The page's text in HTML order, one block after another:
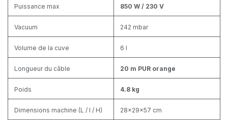
Puissance max
850 W / 230 V
Vacuum 242 mbar
Volume de la cuve 6 l
Longueur du câble 20 m PUR orange
Poids 4.8 kg
Dimensions machine (L / I / H) 28x29x57 cm